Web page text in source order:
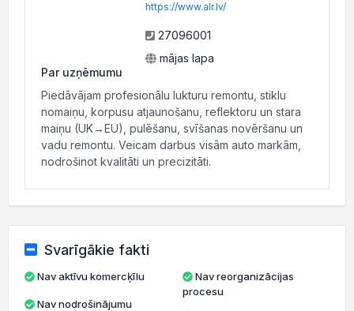
https://www.alr.lv/
27096001
mājas lapa
Par uzņēmumu
Piedāvājam profesionālu lukturu remontu, stiklu
nomaiņu, korpusu atjaunošanu, reflektoru un stara
maiņu (UK→EU), pulēšanu, svīšanas novēršanu un
vadu remontu. Veicam darbus visām auto markām,
nodrošinot kvalitāti un precizitāti.
Svarīgākie fakti
Nav aktīvu komercķīlu
Nav nodrošinājumu
Nav reorganizācijas
procesu